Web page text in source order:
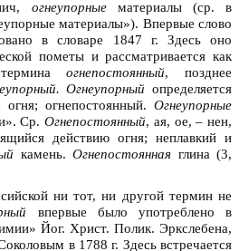
огнеупорныематериалы (ср. в
материалы»). Впервые слово
в словаре 1847 г. Здесь оно
пометы и рассматривается как
терминаогнепостоянный, позднее
Огнеупорный определяется
огнепостоянный. Огнеупорные
Ср. Огнепостоянный, ая, ое, – нен,
действию огня; неплавкий и
камень.Огнепостоянная глина (3,
ни тот, ни другой термин не
впервые было употреблено в
Йог. Христ. Полик. Эркслебена,
в 1788 г. Здесь встречается